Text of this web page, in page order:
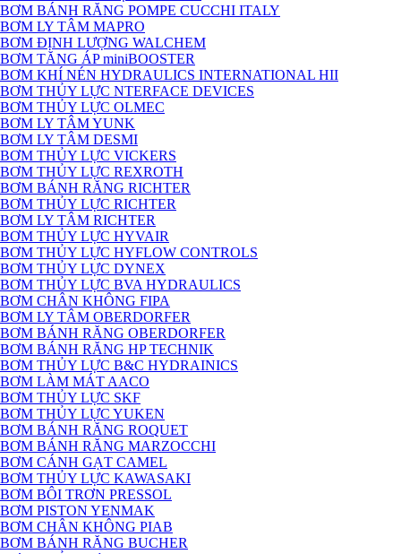
BƠM BÁNH RĂNG POMPE CUCCHI ITALY
BƠM LY TÂM MAPRO
BƠM ĐỊNH LƯỢNG WALCHEM
BƠM TĂNG ÁP miniBOOSTER
BƠM KHÍ NÉN HYDRAULICS INTERNATIONAL HII
BƠM THỦY LỰC NTERFACE DEVICES
BƠM THỦY LỰC OLMEC
BƠM LY TÂM YUNK
BƠM LY TÂM DESMI
BƠM THỦY LỰC VICKERS
BƠM THỦY LỰC REXROTH
BƠM BÁNH RĂNG RICHTER
BƠM THỦY LỰC RICHTER
BƠM LY TÂM RICHTER
BƠM THỦY LỰC HYVAIR
BƠM THỦY LỰC HYFLOW CONTROLS
BƠM THỦY LỰC DYNEX
BƠM THỦY LỰC BVA HYDRAULICS
BƠM CHÂN KHÔNG FIPA
BƠM LY TÂM OBERDORFER
BƠM BÁNH RĂNG OBERDORFER
BƠM BÁNH RĂNG HP TECHNIK
BƠM THỦY LỰC B&C HYDRAINICS
BƠM LÀM MÁT AACO
BƠM THỦY LỰC SKF
BƠM THỦY LỰC YUKEN
BƠM BÁNH RĂNG ROQUET
BƠM BÁNH RĂNG MARZOCCHI
BƠM CÁNH GẠT CAMEL
BƠM THỦY LỰC KAWASAKI
BƠM BÔI TRƠN PRESSOL
BƠM PISTON YENMAK
BƠM CHÂN KHÔNG PIAB
BƠM BÁNH RĂNG BUCHER